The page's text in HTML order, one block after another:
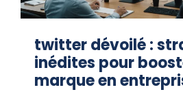
twitter dévoilé :
inédites pour
marque en